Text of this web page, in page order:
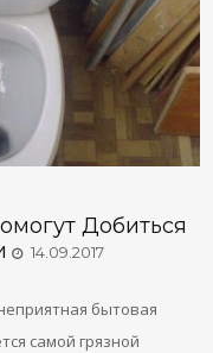
Добиться
14.09.2017
бытовая
самой грязной